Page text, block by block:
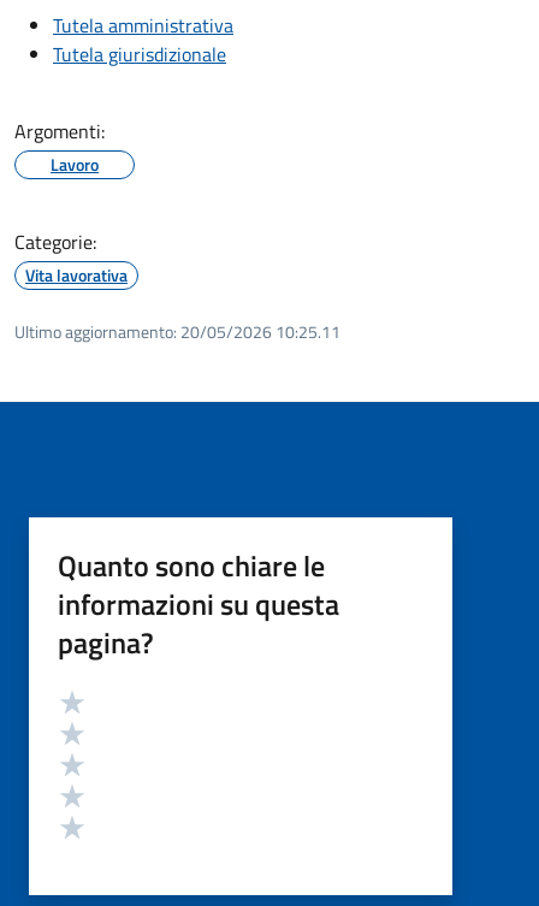
Tutela amministrativa
Tutela giurisdizionale
Argomenti:
Lavoro
Categorie:
Vita lavorativa
Ultimo aggiornamento: 20/05/2026 10:25.11
Quanto sono chiare le
informazioni su questa
pagina?
Valutazione